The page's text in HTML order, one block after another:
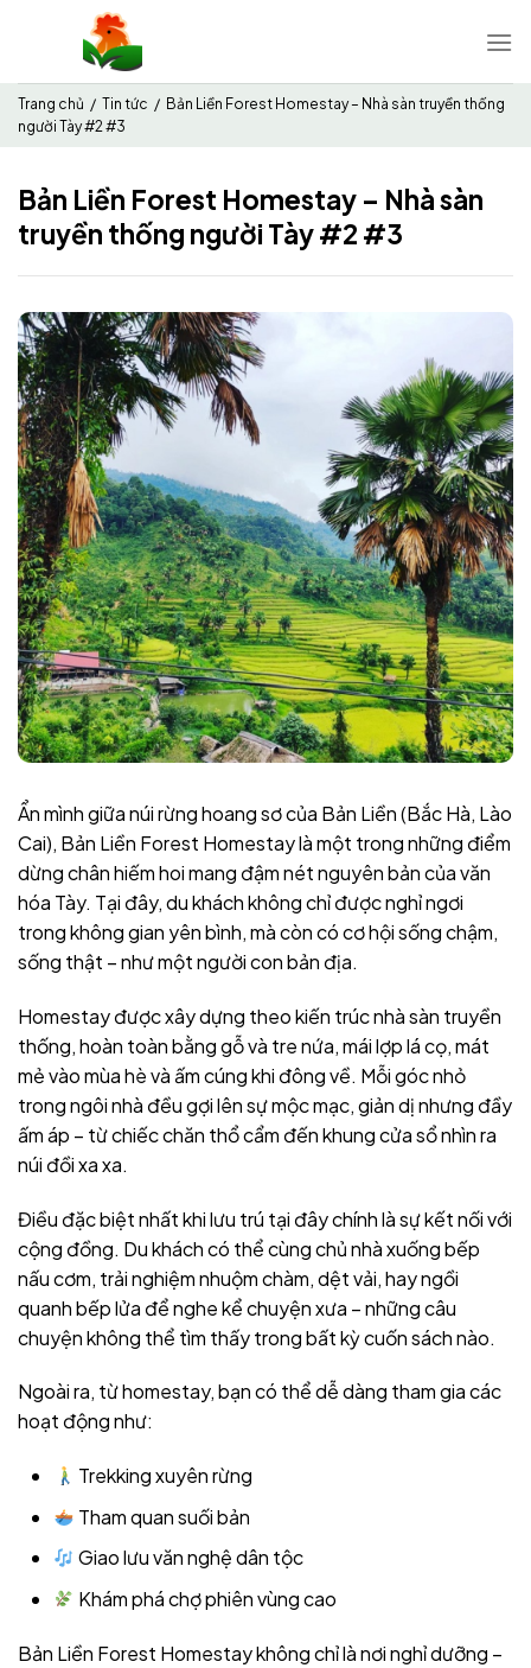
dung
Trang chủ / Tin tức / Bản Liền Forest Homestay – Nhà sàn truyền thống
người Tày #2 #3
Bản Liền Forest Homestay – Nhà sàn
truyền thống người Tày #2 #3
Ẩn mình giữa núi rừng hoang sơ của Bản Liền (Bắc Hà, Lào
Cai), Bản Liền Forest Homestay là một trong những điểm
dừng chân hiếm hoi mang đậm nét nguyên bản của văn
hóa Tày. Tại đây, du khách không chỉ được nghỉ ngơi
trong không gian yên bình, mà còn có cơ hội sống chậm,
sống thật – như một người con bản địa.
Homestay được xây dựng theo kiến trúc nhà sàn truyền
thống, hoàn toàn bằng gỗ và tre nứa, mái lợp lá cọ, mát
mẻ vào mùa hè và ấm cúng khi đông về. Mỗi góc nhỏ
trong ngôi nhà đều gợi lên sự mộc mạc, giản dị nhưng đầy
ấm áp – từ chiếc chăn thổ cẩm đến khung cửa sổ nhìn ra
núi đồi xa xa.
Điều đặc biệt nhất khi lưu trú tại đây chính là sự kết nối với
cộng đồng. Du khách có thể cùng chủ nhà xuống bếp
nấu cơm, trải nghiệm nhuộm chàm, dệt vải, hay ngồi
quanh bếp lửa để nghe kể chuyện xưa – những câu
chuyện không thể tìm thấy trong bất kỳ cuốn sách nào.
Ngoài ra, từ homestay, bạn có thể dễ dàng tham gia các
hoạt động như:
Trekking xuyên rừng
Tham quan suối bản
Giao lưu văn nghệ dân tộc
Khám phá chợ phiên vùng cao
Bản Liền Forest Homestay không chỉ là nơi nghỉ dưỡng –